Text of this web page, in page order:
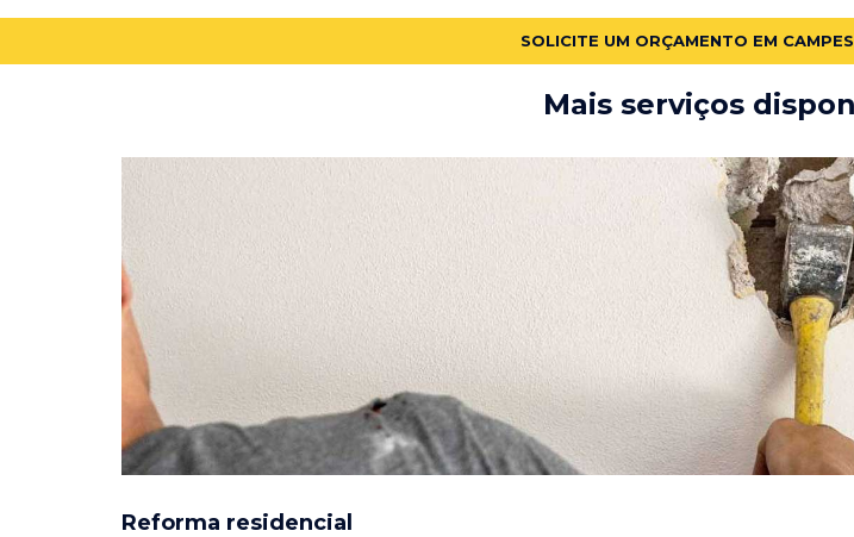
SOLICITE UM ORÇAMENTO EM
Mais serviços
Reforma residencial